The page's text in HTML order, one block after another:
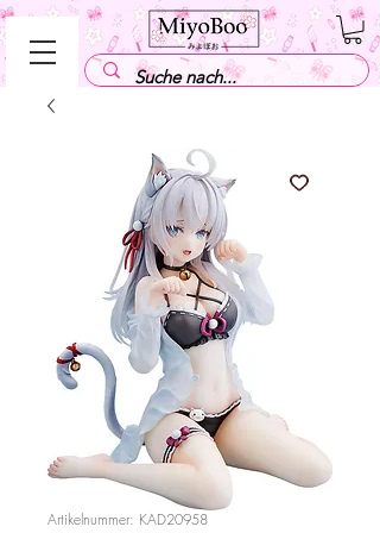
Artikelnummer: KAD20958